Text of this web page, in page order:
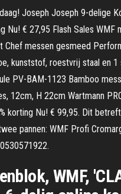
Joseph Joseph 9-delige
Nu! € 27,95 Flash Sales WMF
Chef messen gesmeed
kunststof, roestvrij staal en 1
PV-BAM-1123 Bamboo
12cm, H 22cm Wartmann
korting Nu! € 99,95. Dit
pannen: WMF Profi
WMF,